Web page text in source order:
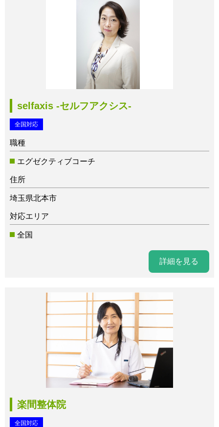
selfaxis -セルフアクシス-
全国対応
職種
エグゼクティブコーチ
住所
埼玉県北本市
対応エリア
全国
詳細を見る
楽間整体院
全国対応